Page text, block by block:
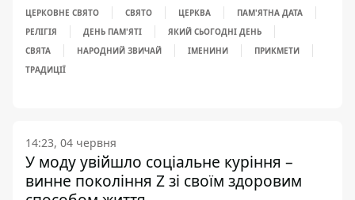
ЦЕРКОВНЕ СВЯТО СВЯТО ЦЕРКВА
ПАМ'ЯТНА ДАТА
РЕЛІГІЯ
ДЕНЬ ПАМ'ЯТІ
ЯКИЙ СЬОГОДНІ ДЕНЬ
СВЯТА
НАРОДНИЙ ЗВИЧАЙ ІМЕНИНИ
ПРИКМЕТИ
ТРАДИЦІЇ
14:23, 04 червня
У моду увійшло соціальне куріння –
винне покоління Z зі своїм здоровим